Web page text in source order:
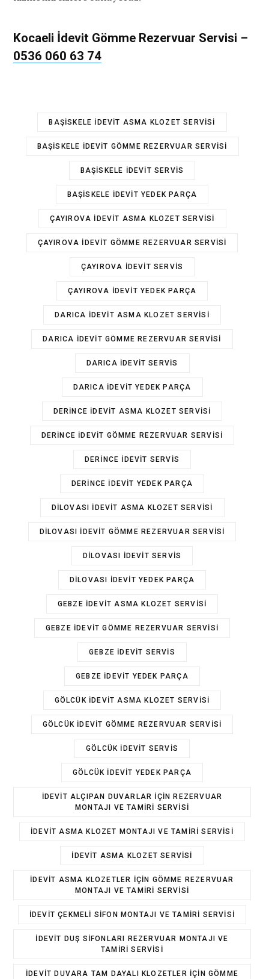
Kocaeli İdevit Gömme Rezervuar Servisi –
0536 060 63 74
BAŞISKELE IDEVIT ASMA KLOZET SERVISI
BAŞISKELE IDEVIT GÖMME REZERVUAR SERVISI
BAŞISKELE IDEVIT SERVIS
BAŞISKELE IDEVIT YEDEK PARÇA
ÇAYIROVA IDEVIT ASMA KLOZET SERVISI
ÇAYIROVA IDEVIT GÖMME REZERVUAR SERVISI
ÇAYIROVA IDEVIT SERVIS
ÇAYIROVA IDEVIT YEDEK PARÇA
DARICA IDEVIT ASMA KLOZET SERVISI
DARICA IDEVIT GÖMME REZERVUAR SERVISI
DARICA IDEVIT SERVIS
DARICA IDEVIT YEDEK PARÇA
DERINCE IDEVIT ASMA KLOZET SERVISI
DERINCE IDEVIT GÖMME REZERVUAR SERVISI
DERINCE IDEVIT SERVIS
DERINCE IDEVIT YEDEK PARÇA
DILOVASI IDEVIT ASMA KLOZET SERVISI
DILOVASI IDEVIT GÖMME REZERVUAR SERVISI
DILOVASI IDEVIT SERVIS
DILOVASI IDEVIT YEDEK PARÇA
GEBZE IDEVIT ASMA KLOZET SERVISI
GEBZE IDEVIT GÖMME REZERVUAR SERVISI
GEBZE IDEVIT SERVIS
GEBZE IDEVIT YEDEK PARÇA
GÖLCÜK IDEVIT ASMA KLOZET SERVISI
GÖLCÜK IDEVIT GÖMME REZERVUAR SERVISI
GÖLCÜK IDEVIT SERVIS
GÖLCÜK IDEVIT YEDEK PARÇA
IDEVIT ALÇIPAN DUVARLAR IÇIN REZERVUAR
MONTAJI VE TAMIRI SERVISI
IDEVIT ASMA KLOZET MONTAJI VE TAMIRI SERVISI
IDEVIT ASMA KLOZET SERVISI
IDEVIT ASMA KLOZETLER IÇIN GÖMME REZERVUAR
MONTAJI VE TAMIRI SERVISI
IDEVIT ÇEKMELI SIFON MONTAJI VE TAMIRI SERVISI
IDEVIT DUŞ SIFONLARI REZERVUAR MONTAJI VE
TAMIRI SERVISI
IDEVIT DUVARA TAM DAYALI KLOZETLER IÇIN GÖMME